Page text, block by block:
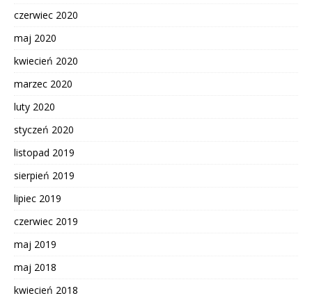
czerwiec 2020
maj 2020
kwiecień 2020
marzec 2020
luty 2020
styczeń 2020
listopad 2019
sierpień 2019
lipiec 2019
czerwiec 2019
maj 2019
maj 2018
kwiecień 2018